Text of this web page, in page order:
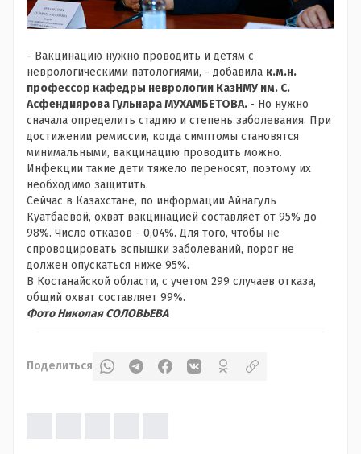
- Вакцинацию нужно проводить и детям с
неврологическими патологиями, - добавила к.м.н.
профессор кафедры неврологии КазНМУ им. С.
Асфендиярова Гульнара МУХАМБЕТОВА. - Но нужно
сначала определить стадию и степень заболевания. При
достижении ремиссии, когда симптомы становятся
минимальными, вакцинацию проводить можно.
Инфекции такие дети тяжело переносят, поэтому их
необходимо защитить.
Сейчас в Казахстане, по информации Айнагуль
Куатбаевой, охват вакцинацией составляет от 95% до
98%. Число отказов - 0,04%. Для того, чтобы не
спровоцировать вспышки заболеваний, порог не
должен опускаться ниже 95%.
В Костанайской области, с учетом 299 случаев отказа,
общий охват составляет 99%.
Фото Николая СОЛОВЬЕВА
Поделиться